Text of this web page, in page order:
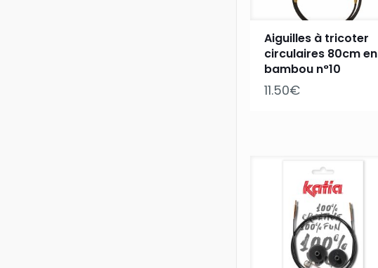
Aiguilles à tricoter
circulaires 80cm en
bambou n°10
11.50€